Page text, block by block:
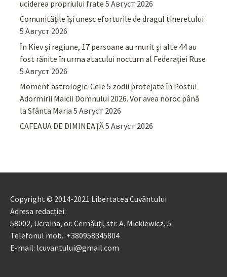
uciderea propriului frate 5 Август 2026
Comunitățile își unesc eforturile de dragul tineretului
5 Август 2026
În Kiev și regiune, 17 persoane au murit și alte 44 au
fost rănite în urma atacului nocturn al Federației Ruse
5 Август 2026
Moment astrologic. Cele 5 zodii protejate în Postul
Adormirii Maicii Domnului 2026. Vor avea noroc până
la Sfânta Maria 5 Август 2026
CAFEAUA DE DIMINEAȚĂ5 Август 2026
Copyright © 2014-2021 Libertatea Cuvântului
Adresa redacției:
58002, Ucraina, or. Cernăuți, str. A. Mickiewicz, 5
Telefonul mob.: +380958345804
E-mail: lcuvantului@gmail.com